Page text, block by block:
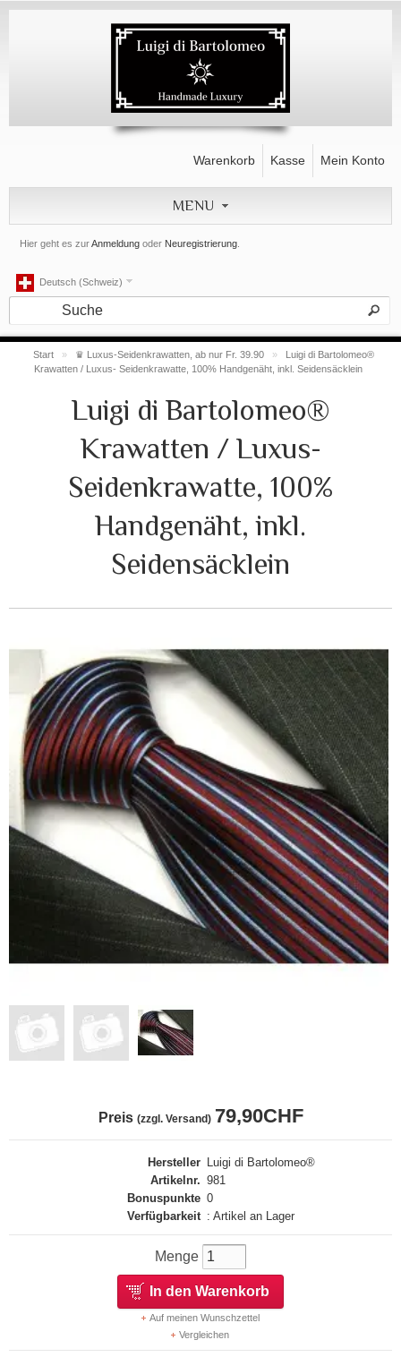
Hier geht es zurAnmeldung oder Neuregistrierung
Warenkorb Kasse Mein Konto
MENU
Deutsch (Schweiz)
Start » ♛ Luxus-Seidenkrawatten, ab nur Fr. 39.90 »
Luigi di Bartolomeo®
Krawatten / Luxus- Seidenkrawatte, 100% Handgenäht, inkl. Seidensäcklein
Luigi di Bartolomeo®
Krawatten / Luxus-
Seidenkrawatte, 100%
Handgenäht, inkl.
Seidensäcklein
Preis (zzgl. Versand) 79,90CHF
Hersteller Luigi di Bartolomeo®
Artikelnr. 981
Bonuspunkte 0
Verfügbarkeit : Artikel an Lager
Menge
In den Warenkorb
Auf meinen Wunschzettel
Vergleichen